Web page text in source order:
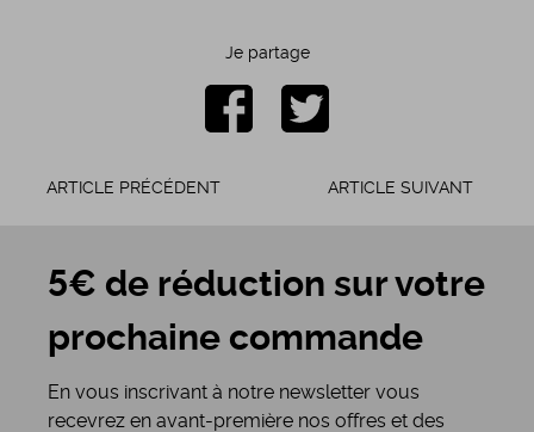
Je partage
ARTICLE PRÉCÉDENT ARTICLE SUIVANT
5€ de réduction sur votre
prochaine commande
En vous inscrivant à notre newsletter vous
recevrez en avant-première nos offres et des